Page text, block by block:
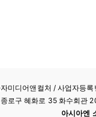
미디어앤컬처 /사업자등
종로구 혜화로 35 화수회관
아시아엔